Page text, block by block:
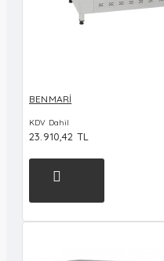
BENMARİ
KDV Dahil
23.910,42 TL